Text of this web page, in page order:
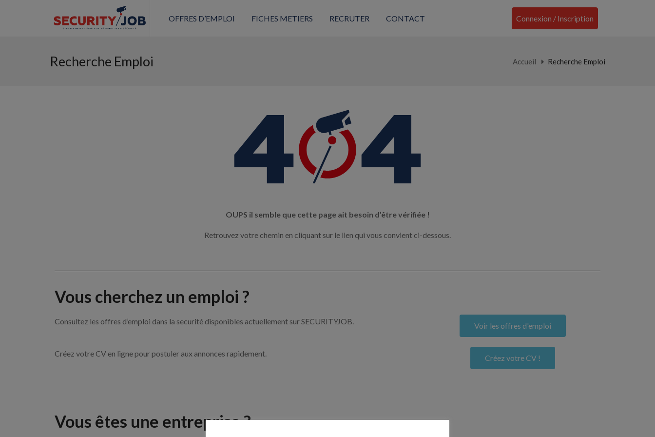
OFFRES D’EMPLOI FICHES METIERS RECRUTER CONTACT Connexion / Inscription
Recherche Emploi Accueil Recherche Emploi
OUPS il semble que cette page ait besoin d’être vérifiée !
Retrouvez votre chemin en cliquant sur le lien qui vous convient ci-dessous.
Vous cherchez un emploi ?
Consultez les offres d’emploi dans la securité disponibles actuellement sur SECURITYJOB. Voir les offres d'emploi
Créez votre CV en ligne pour postuler aux annonces rapidement. Créez votre CV !
Vous êtes une entreprise ?